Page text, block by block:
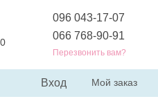
096 043-17-07
066 768-90-91
Перезвонить вам?
Вход Мой заказ